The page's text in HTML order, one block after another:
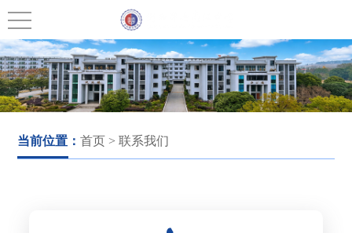
当前位置：首页 > 联系我们